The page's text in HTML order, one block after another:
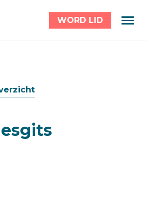
WORD LID